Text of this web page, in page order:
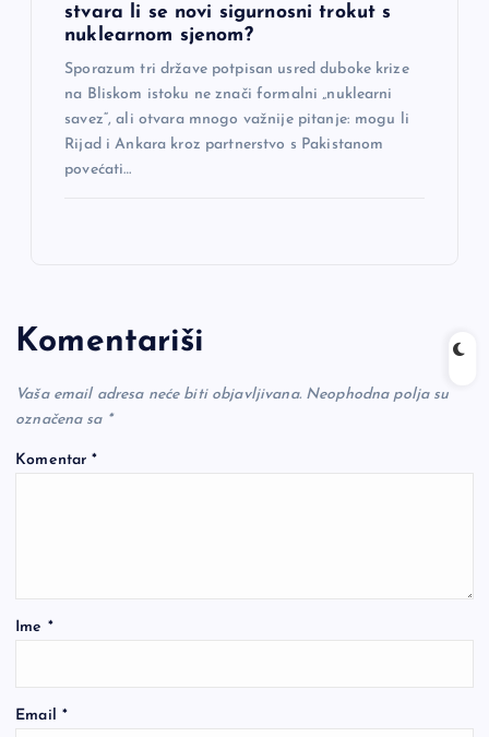
stvara li se novi sigurnosni trokut s
nuklearnom sjenom?
Sporazum tri države potpisan usred duboke krize
na Bliskom istoku ne znači formalni „nuklearni
savez“, ali otvara mnogo važnije pitanje: mogu li
Rijad i Ankara kroz partnerstvo s Pakistanom
povećati…
Komentariši
Vaša email adresa neće biti objavljivana. Neophodna polja su
označena sa *
Komentar*
Ime *
Email *